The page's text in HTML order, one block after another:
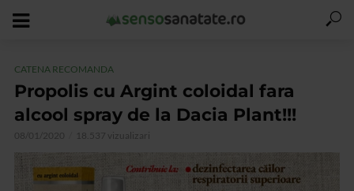
CATENA RECOMANDA
Propolis cu Argint coloidal fara
alcool spray de la Dacia Plant!!!
08/01/2020 18.537 vizualizari